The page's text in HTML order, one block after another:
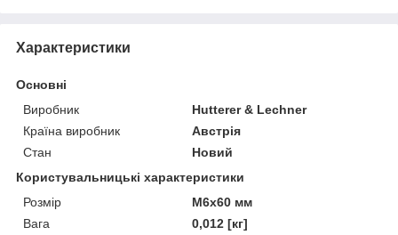
Характеристики
Основні
Виробник
Hutterer & Lechner
Країна виробник
Австрія
Стан
Новий
Користувальницькі характеристики
Розмір
M6x60 мм
Вага
0,012 [кг]